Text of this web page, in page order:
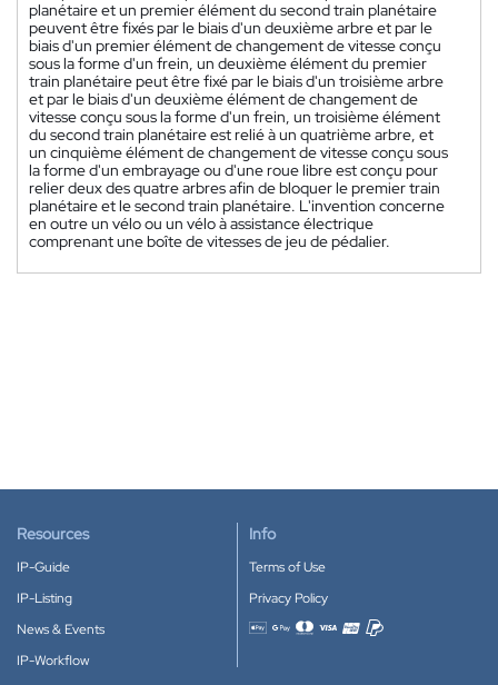
planétaire et un premier élément du second train planétaire
peuvent être fixés par le biais d'un deuxième arbre et par le
biais d'un premier élément de changement de vitesse conçu
sous la forme d'un frein, un deuxième élément du premier
train planétaire peut être fixé par le biais d'un troisième arbre
et par le biais d'un deuxième élément de changement de
vitesse conçu sous la forme d'un frein, un troisième élément
du second train planétaire est relié à un quatrième arbre, et
un cinquième élément de changement de vitesse conçu sous
la forme d'un embrayage ou d'une roue libre est conçu pour
relier deux des quatre arbres afin de bloquer le premier train
planétaire et le second train planétaire. L'invention concerne
en outre un vélo ou un vélo à assistance électrique
comprenant une boîte de vitesses de jeu de pédalier.
Resources
IP-Guide
IP-Listing
News & Events
IP-Workflow
Info
Terms of Use
Privacy Policy
Accepted payment methods